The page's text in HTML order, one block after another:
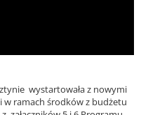
wystartowała z nowymi
w ramach środków z budżetu